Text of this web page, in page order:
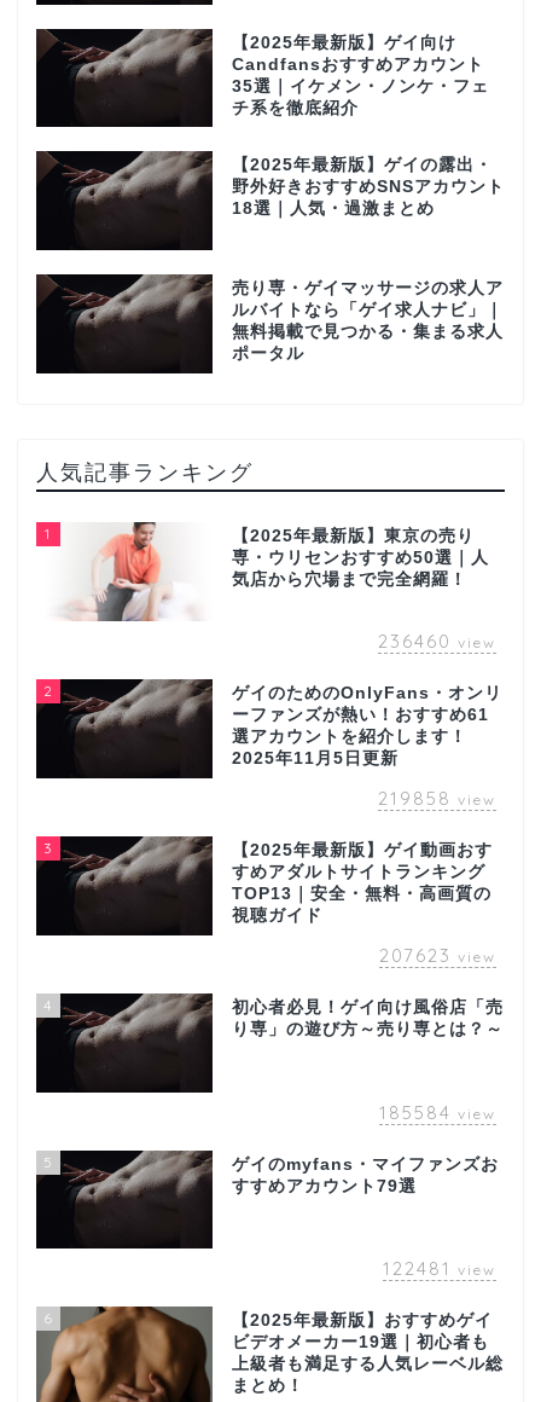
【2025年最新版】ゲイ向け
Candfansおすすめアカウント
35選｜イケメン・ノンケ・フェ
チ系を徹底紹介
【2025年最新版】ゲイの露出・
野外好きおすすめSNSアカウント
18選｜人気・過激まとめ
売り専・ゲイマッサージの求人ア
ルバイトなら「ゲイ求人ナビ」｜
無料掲載で見つかる・集まる求人
ポータル
人気記事ランキング
1
【2025年最新版】東京の売り
専・ウリセンおすすめ50選｜人
気店から穴場まで完全網羅！
236460 view
2
ゲイのためのOnlyFans・オンリ
ーファンズが熱い！おすすめ61
選アカウントを紹介します！
2025年11月5日更新
219858 view
3
【2025年最新版】ゲイ動画おす
すめアダルトサイトランキング
TOP13｜安全・無料・高画質の
視聴ガイド
207623 view
4
初心者必見！ゲイ向け風俗店「売
り専」の遊び方～売り専とは？～
185584 view
5
ゲイのmyfans・マイファンズお
すすめアカウント79選
122481 view
6
【2025年最新版】おすすめゲイ
ビデオメーカー19選｜初心者も
上級者も満足する人気レーベル総
まとめ！